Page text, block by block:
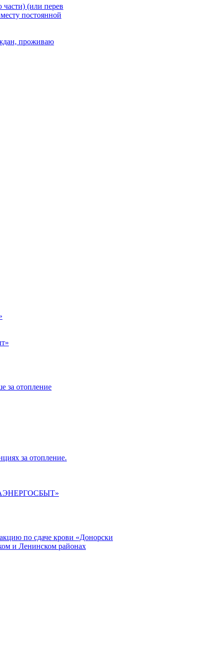
части) (или перев
постоянной
проживаю
за отопление
за отопление.
по сдаче крови «Донорски
и Ленинском районах